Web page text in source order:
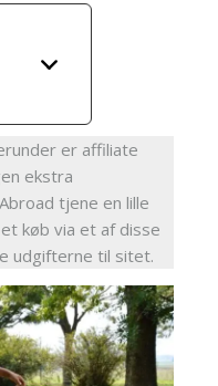
er affiliate
ekstra
tjene en lille
køb via et af disse
udgifterne til sitet.